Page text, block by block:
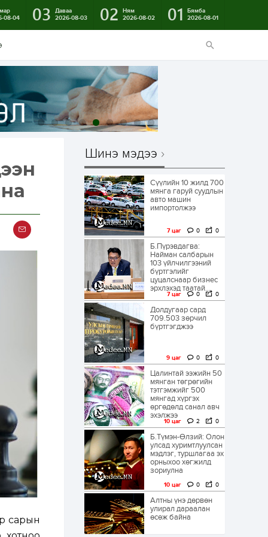
08-04
03
Даваа
2026-08-03
02
Ням
2026-08-02
01
Бямба
2026-08-01
сарын
Шинэ мэдээ
Сүүлийн 10 жилд 700
мянга гаруй суудлын
авто машин
импортолжээ
7 цаг 0 0
Б.Пүрэвдагва:
Найман салбарын
103 үйлчилгээний
бүртгэлийг
цуцалснаар бизнес
эрхлэхэд таатай...
7 цаг 0 0
Долдугаар сард
709.503 зөрчил
бүртгэгджээ
9 цаг 0 0
Цалинтай ээжийн 50
мянган төгрөгийн
тэтгэмжийг 500
мянгад хүргэх
өргөдөлд санал авч
эхэлжээ
10 цаг 2 0
Б.Түмэн-Өлзий: Олон
улсад хуримтлуулсан
мэдлэг, туршлагаа эх
орныхоо хөгжилд
зориулна
10 цаг 0 0
Алтны үнэ дөрвөн
улирал дараалан
өсөж байна